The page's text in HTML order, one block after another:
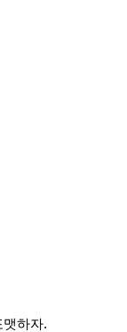
맷하자.